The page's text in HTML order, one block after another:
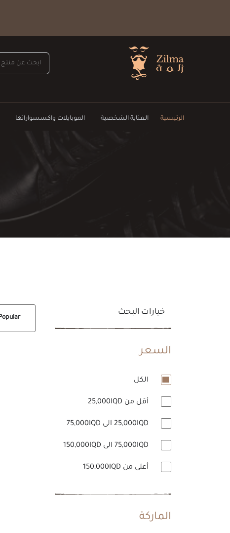
الرئيسية العناية الشخصية الموبايلات واكسسواراتها
خيارات البحث
السعر
الكل
أقل من 25,000IQD
أعلى من 150,000IQD
الماركة
Popular